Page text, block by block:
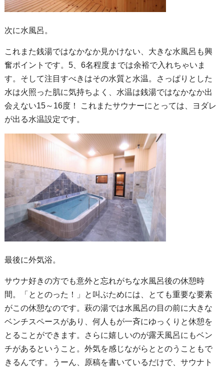
次に水風呂。
これまた銭湯ではなかなか見かけない、大きな水風呂も興
奮ポイントです。5、6名程度までは余裕で入れちゃいま
す。そして注目すべきはその水質と水温。さっぱりとした
水は火照った肌に気持ちよく、水温は銭湯ではなかなか出
会えない15～16度！ これまたサウナーにとっては、ヨダレ
が出る水温設定です。
最後に外気浴。
サウナ好きの方でも意外と忘れがちな水風呂後の休憩時
間。「ととのった！」と叫ぶためには、とても重要な要素
がこの休憩なのです。萩の湯では水風呂の目の前に大きな
ベンチスペースがあり、何人もが一斉にゆっくりと休憩を
とることができます。さらに嬉しいのが露天風呂にもベン
チがあるということ。外気を感じながらととのうこともで
きるんです。うーん、原稿を書いているだけで、サウナト